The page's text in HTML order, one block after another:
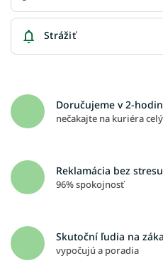
Strážiť
Doručujeme v 2-
nečakajte na kuriéra
Reklamácia bez
96% spokojnosť
Skutoční ľudia na
vypočujú a poradia